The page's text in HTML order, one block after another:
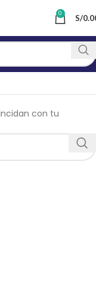
0 S/
con tu